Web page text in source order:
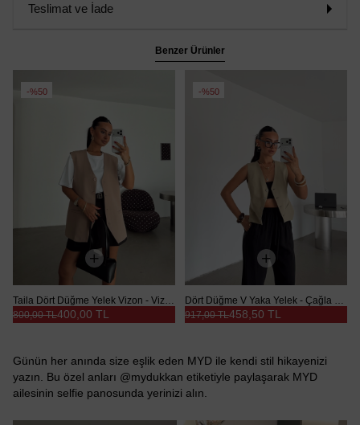
Teslimat ve İade
Benzer Ürünler
%50
Taila Dört Düğme Yelek Vizon - Vizon
400,00 TL
800,00 TL
%50
Dört Düğme V Yaka Yelek - Çağla Yeşili
458,50 TL
917,00 TL
Günün her anında size eşlik eden MYD ile kendi stil hikayenizi
yazın. Bu özel anları @mydukkan etiketiyle paylaşarak MYD
ailesinin selfie panosunda yerinizi alın.